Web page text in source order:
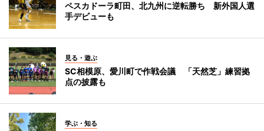
ペスカドーラ町田、北九州に逆転勝ち 新外国人選
手デビューも
見る・遊ぶ
SC相模原、愛川町で作戦会議 「天然芝」練習拠
点の披露も
学ぶ・知る